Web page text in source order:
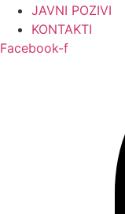
JAVNI POZIVI
KONTAKTI
Facebook-f